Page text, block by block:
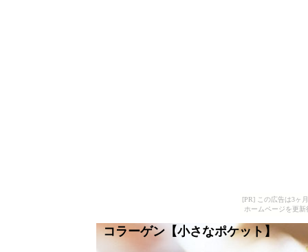
[PR] この広告は3ヶ
ホームページを更
コラーゲン【小さなポケット】